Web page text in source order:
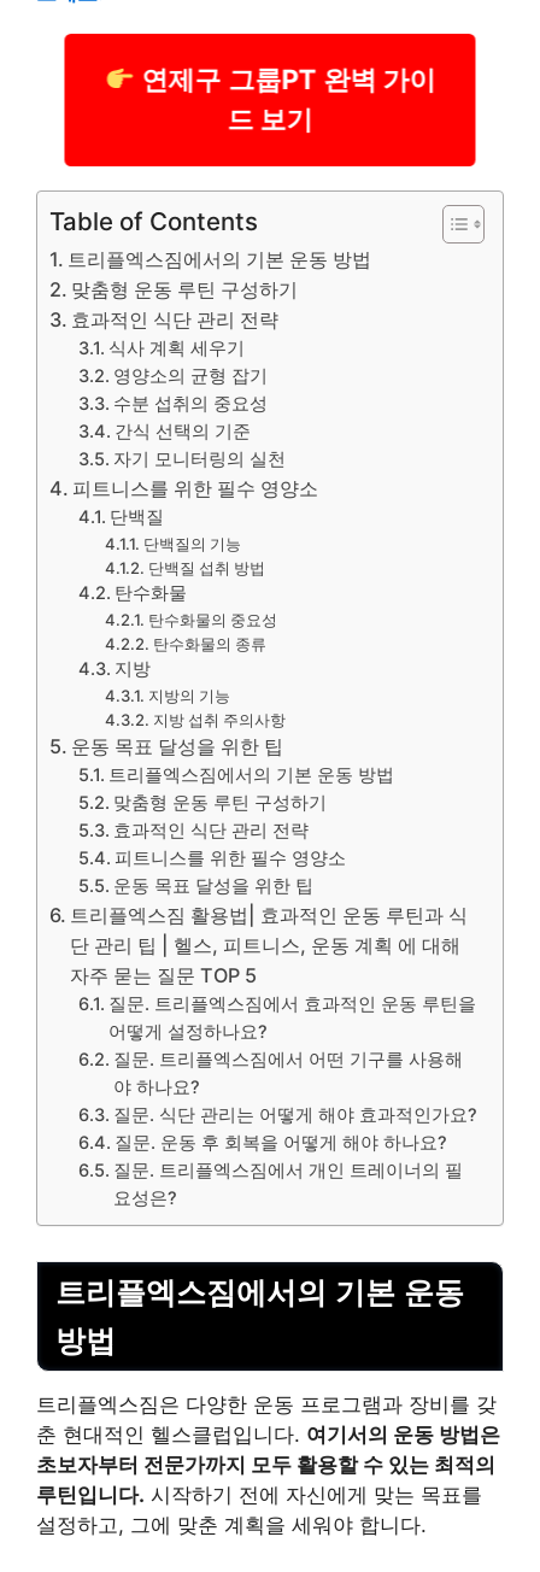
연제구 그룹PT 완벽 가이
드 보기
Table of Contents
트리플엑스짐에서의 기본 운동 방법
맞춤형 운동 루틴 구성하기
효과적인 식단 관리 전략
식사 계획 세우기
영양소의 균형 잡기
수분 섭취의 중요성
간식 선택의 기준
자기 모니터링의 실천
피트니스를 위한 필수 영양소
단백질
단백질의 기능
단백질 섭취 방법
탄수화물
탄수화물의 중요성
탄수화물의 종류
지방
지방의 기능
지방 섭취 주의사항
운동 목표 달성을 위한 팁
트리플엑스짐에서의 기본 운동 방법
맞춤형 운동 루틴 구성하기
효과적인 식단 관리 전략
피트니스를 위한 필수 영양소
운동 목표 달성을 위한 팁
트리플엑스짐 활용법| 효과적인 운동 루틴과 식
단 관리 팁 | 헬스, 피트니스, 운동 계획 에 대해
자주 묻는 질문 TOP 5
질문. 트리플엑스짐에서 효과적인 운동 루틴을
어떻게 설정하나요?
질문. 트리플엑스짐에서 어떤 기구를 사용해
야 하나요?
질문. 식단 관리는 어떻게 해야 효과적인가요?
질문. 운동 후 회복을 어떻게 해야 하나요?
질문. 트리플엑스짐에서 개인 트레이너의 필
요성은?
트리플엑스짐에서의 기본 운동
방법
트리플엑스짐은 다양한 운동 프로그램과 장비를 갖
춘 현대적인 헬스클럽입니다. 여기서의 운동 방법은
초보자부터 전문가까지 모두 활용할 수 있는 최적의
루틴입니다. 시작하기 전에 자신에게 맞는 목표를
설정하고, 그에 맞춘 계획을 세워야 합니다.